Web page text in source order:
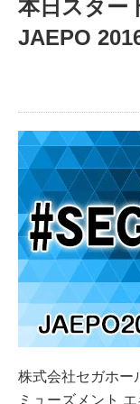
本日スター
JAEPO
株式会社セガホー
ミューズメント